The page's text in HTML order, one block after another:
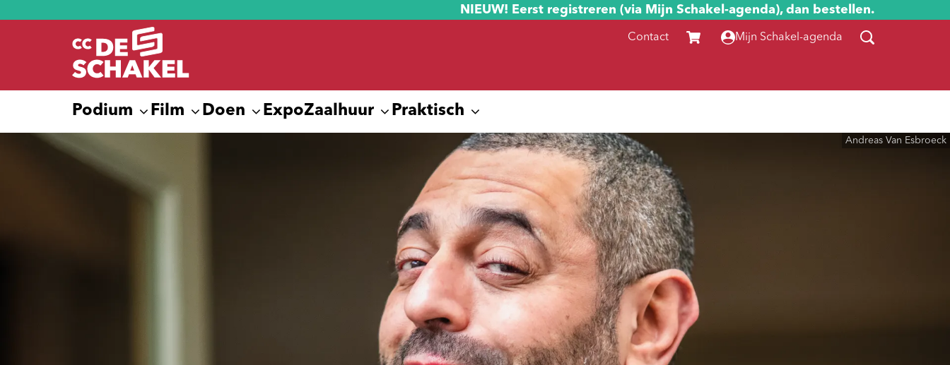
NIEUW! Eerst registreren (via Mijn Schakel-agenda), dan bestellen.
Contact Mijn Schakel-agenda
Podium Film Doen ExpoZaalhuur Praktisch
Andreas Van Esbroeck